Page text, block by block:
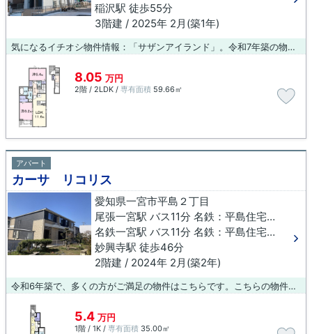
稲沢駅 徒歩55分
3階建 / 2025年 2月(築1年)
気になるイチオシ物件情報：「サザンアイランド」。令和7年築の物件です。こちらの物件はアパートです。賃貸住宅をお探しの方は、当社のおすすめ物件はいかがでしょうか？生活にかかせない施設が近くにあるので、困ることはないでしょう。是非ご検討ください。
8.05 万円
2階 / 2LDK / 専有面積 59.66㎡
アパート
カーサ リコリス
愛知県一宮市平島２丁目
尾張一宮駅 バス11分 名鉄：平島住宅下車 徒歩4分
名鉄一宮駅 バス11分 名鉄：平島住宅下車 徒歩4分
妙興寺駅 徒歩46分
2階建 / 2024年 2月(築2年)
令和6年築で、多くの方がご満足の物件はこちらです。こちらの物件はアパートです。賃貸住宅をお探しの方は、ぜひ当社にお任せ下さい。多種多様な物件情報と確かな地域情報をご提供いたします。ご要望やご不明な点など、お気軽にご連絡下さい。
5.4 万円
1階 / 1K / 専有面積 35.00㎡